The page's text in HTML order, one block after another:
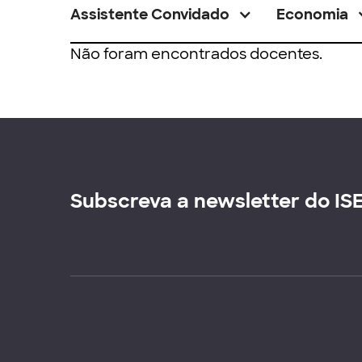
Assistente Convidado Economia
Não foram encontrados docentes.
Subscreva a newsletter do